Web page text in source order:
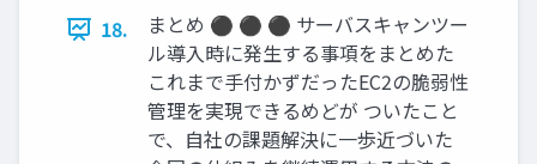
18.
まとめ ⚫ ⚫ ⚫ サーバスキャンツー
ル導入時に発生する事項をまとめた
これまで手付かずだったEC2の脆弱性
管理を実現できるめどが ついたこと
で、自社の課題解決に一歩近づいた